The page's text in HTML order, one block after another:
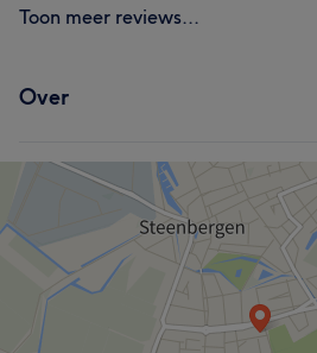
Toon meer reviews...
Over